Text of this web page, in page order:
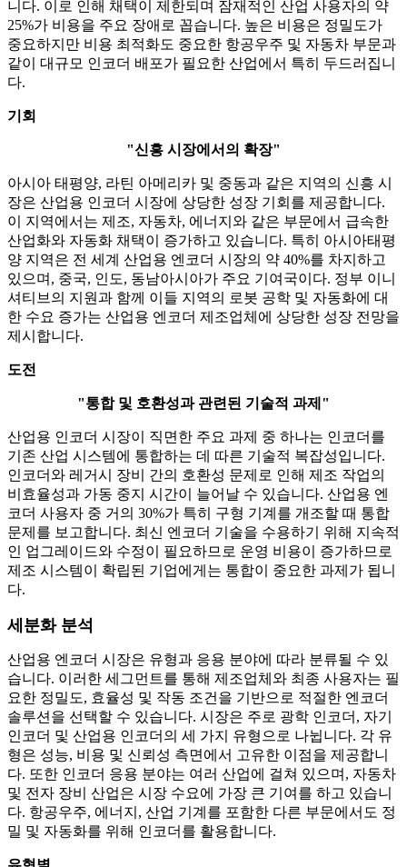
니다. 이로 인해 채택이 제한되며 잠재적인 산업 사용자의 약
25%가 비용을 주요 장애로 꼽습니다. 높은 비용은 정밀도가
중요하지만 비용 최적화도 중요한 항공우주 및 자동차 부문과
같이 대규모 인코더 배포가 필요한 산업에서 특히 두드러집니
다.
기회
"신흥 시장에서의 확장"
아시아 태평양, 라틴 아메리카 및 중동과 같은 지역의 신흥 시
장은 산업용 인코더 시장에 상당한 성장 기회를 제공합니다.
이 지역에서는 제조, 자동차, 에너지와 같은 부문에서 급속한
산업화와 자동화 채택이 증가하고 있습니다. 특히 아시아태평
양 지역은 전 세계 산업용 엔코더 시장의 약 40%를 차지하고
있으며, 중국, 인도, 동남아시아가 주요 기여국이다. 정부 이니
셔티브의 지원과 함께 이들 지역의 로봇 공학 및 자동화에 대
한 수요 증가는 산업용 엔코더 제조업체에 상당한 성장 전망을
제시합니다.
도전
"통합 및 호환성과 관련된 기술적 과제"
산업용 인코더 시장이 직면한 주요 과제 중 하나는 인코더를
기존 산업 시스템에 통합하는 데 따른 기술적 복잡성입니다.
인코더와 레거시 장비 간의 호환성 문제로 인해 제조 작업의
비효율성과 가동 중지 시간이 늘어날 수 있습니다. 산업용 엔
코더 사용자 중 거의 30%가 특히 구형 기계를 개조할 때 통합
문제를 보고합니다. 최신 엔코더 기술을 수용하기 위해 지속적
인 업그레이드와 수정이 필요하므로 운영 비용이 증가하므로
제조 시스템이 확립된 기업에게는 통합이 중요한 과제가 됩니
다.
세분화 분석
산업용 엔코더 시장은 유형과 응용 분야에 따라 분류될 수 있
습니다. 이러한 세그먼트를 통해 제조업체와 최종 사용자는 필
요한 정밀도, 효율성 및 작동 조건을 기반으로 적절한 엔코더
솔루션을 선택할 수 있습니다. 시장은 주로 광학 인코더, 자기
인코더 및 산업용 인코더의 세 가지 유형으로 나뉩니다. 각 유
형은 성능, 비용 및 신뢰성 측면에서 고유한 이점을 제공합니
다. 또한 인코더 응용 분야는 여러 산업에 걸쳐 있으며, 자동차
및 전자 장비 산업은 시장 수요에 가장 큰 기여를 하고 있습니
다. 항공우주, 에너지, 산업 기계를 포함한 다른 부문에서도 정
밀 및 자동화를 위해 인코더를 활용합니다.